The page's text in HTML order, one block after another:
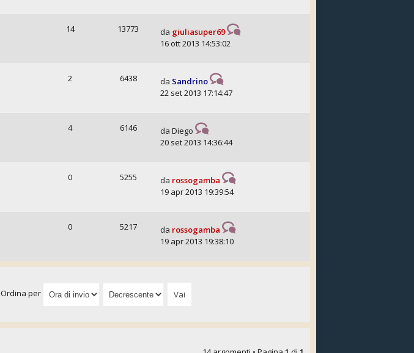
14 13773 da giuliasuper69
16 ott 2013 14:53:02
2 6438 da Sandrino
22 set 2013 17:14:47
4 6146 da Diego
20 set 2013 14:36:44
0 5255 da rossogamba
19 apr 2013 19:39:54
0 5217 da rossogamba
19 apr 2013 19:38:10
Ordina per